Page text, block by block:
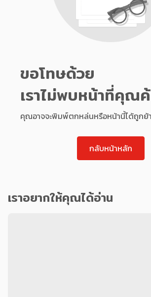
ขอโทษด้วย
เราไม่พบหน้าที่คุณ
คุณอาจจะพิมพ์ตกหล่นหรือหน้านี้ได้ถูกย้
กลับหน้าหลัก
เราอยากให้คุณได้อ่าน